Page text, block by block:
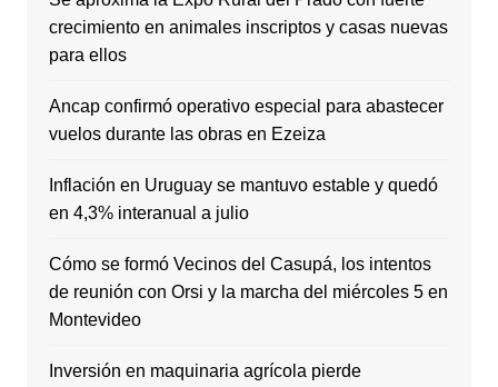
crecimiento en animales inscriptos y casas nuevas
para ellos
Ancap confirmó operativo especial para abastecer
vuelos durante las obras en Ezeiza
Inflación en Uruguay se mantuvo estable y quedó
en 4,3% interanual a julio
Cómo se formó Vecinos del Casupá, los intentos
de reunión con Orsi y la marcha del miércoles 5 en
Montevideo
Inversión en maquinaria agrícola pierde